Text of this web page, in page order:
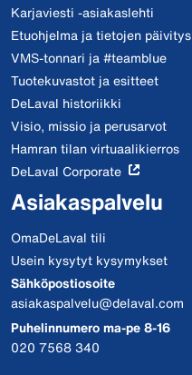
Karjaviesti -asiakaslehti
Etuohjelma ja tietojen päivitys
VMS-tonnari ja #teamblue
Tuotekuvastot ja esitteet
DeLaval historiikki
Visio, missio ja perusarvot
Hamran tilan virtuaalikierros
DeLaval Corporate
Asiakaspalvelu
OmaDeLaval tili
Usein kysytyt kysymykset
Sähköpostiosoite
asiakaspalvelu@delaval.com
Puhelinnumero ma-pe 8-16
020 7568 340